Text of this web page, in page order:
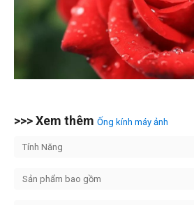
>>> Xem thêm Ống kính máy ảnh
Tính Năng
Sản phẩm bao gồm